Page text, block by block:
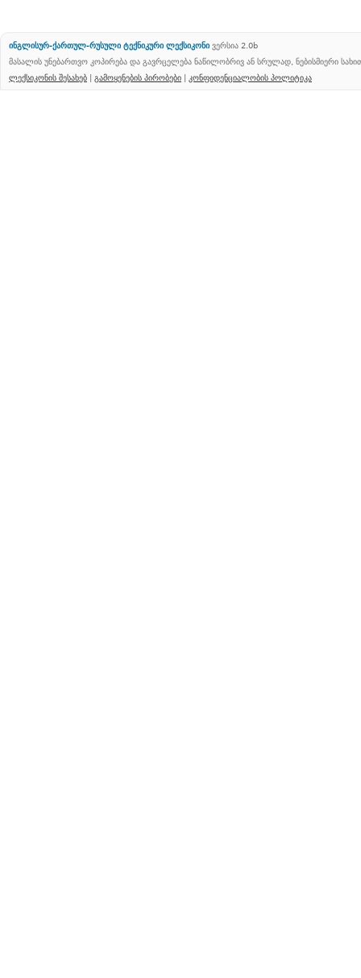
ინგლისურ-ქართულ-რუსული ტექნიკური ლექსიკონი ვერსია 2.0b
მასალის უნებართვო კოპირება და გავრცელება ნაწილობრივ ან სრულად, ნებისმიერი
ლექსიკონის შესახებ | გამოყენების პირობები | კონფიდენციალობის პოლიტიკა